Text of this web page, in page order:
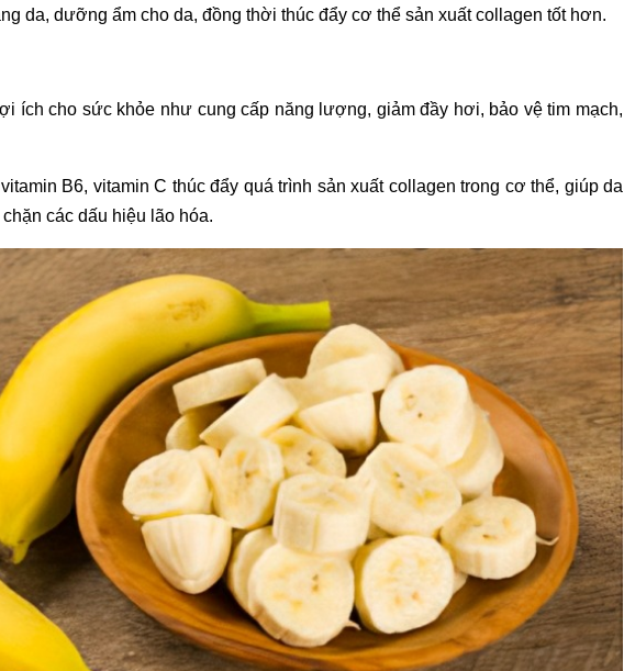
da, dưỡng ẩm cho da, đồng thời thúc đẩy cơ thể sản xuất collagen tốt hơn.
ích cho sức khỏe như cung cấp năng lượng, giảm đầy hơi, bảo vệ tim mạch,
B6, vitamin C thúc đẩy quá trình sản xuất collagen trong cơ thể, giúp da
các dấu hiệu lão hóa.